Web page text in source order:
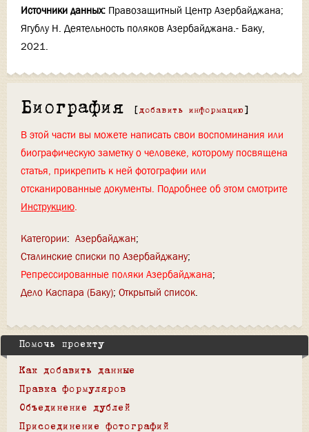
Источники данных: Правозащитный Центр Азербайджана;
Ягублу Н. Деятельность поляков Азербайджана.- Баку,
2021.
Биография [ добавить информацию ]
В этой части вы можете написать свои воспоминания или
биографическую заметку о человеке, которому посвящена
статья, прикрепить к ней фотографии или
отсканированные документы. Подробнее об этом смотрите
Инструкцию.
Категории: Азербайджан
Сталинские списки по Азербайджану
Репрессированные поляки Азербайджана
Дело Каспара (Баку) Открытый список
Помочь проекту
Как добавить данные
Правка формуляров
Объединение дублей
Присоединение фотографий